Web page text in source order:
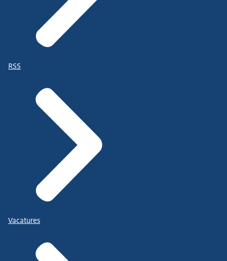
RSS
Vacatures